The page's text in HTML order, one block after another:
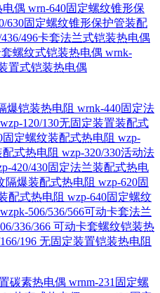
电偶 wrn-640固定螺纹锥形保
630固定螺纹锥形保护管装配
496卡套法兰式铠装热电偶
套螺纹式铠装热电偶 wrnk-
置式铠装热电偶
爆铠装热电阻 wrnk-440固定法
wzp-120/130无固定装置装配式
固定螺纹装配式热电阻 wzp-
式热电阻 wzp-320/330活动法
420/430固定法兰装配式热电
隔爆装配式热电阻 wzp-620固
配式热电阻 wzp-640固定螺纹
wzpk-506/536/566可动卡套法兰
336/366 可动卡套螺纹铠装热
196 无固定装置铠装热电阻
碳素热电偶 wrnm-231固定螺